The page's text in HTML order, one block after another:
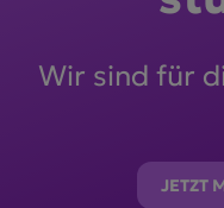
Wir sind für
JETZT